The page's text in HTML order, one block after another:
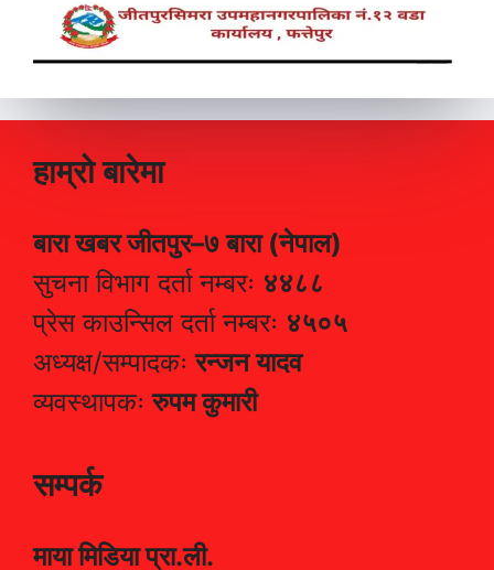
हाम्रो बारेमा
बारा खबर जीतपुर–७ बारा (नेपाल)
सुचना विभाग दर्ता नम्बरः ४४८८
प्रेस काउन्सिल दर्ता नम्बरः ४५०५
अध्यक्ष/सम्पादकःरन्जन यादव
व्यवस्थापकःरुपम कुमारी
सम्पर्क
माया मिडिया प्रा.ली.